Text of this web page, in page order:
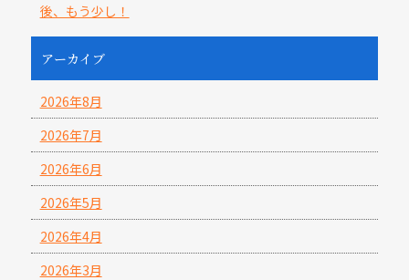
後、もう少し！
アーカイブ
2026年8月
2026年7月
2026年6月
2026年5月
2026年4月
2026年3月